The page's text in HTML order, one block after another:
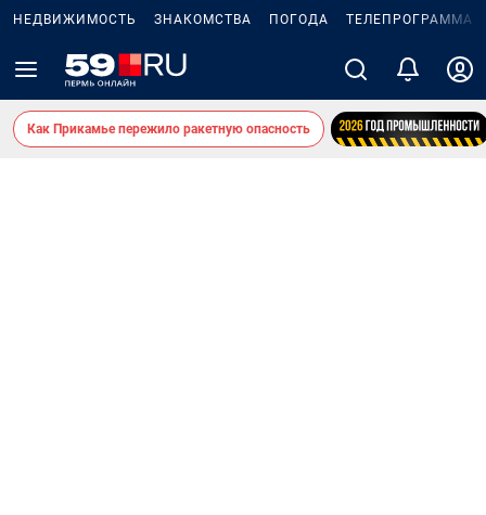
НЕДВИЖИМОСТЬ ЗНАКОМСТВА ПОГОДА ТЕЛЕПРОГРАММА
Как Прикамье пережило ракетную опасность